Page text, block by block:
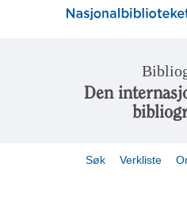
Den
Søk Verkliste